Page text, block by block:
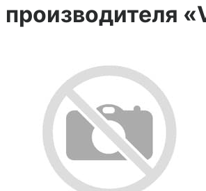
производителя